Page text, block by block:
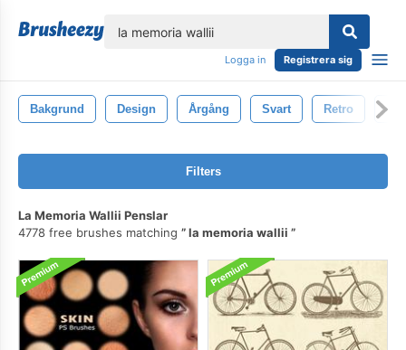
Logga in Registrera sig
Bakgrund Design Årgång Svart Retro
Filters
La Memoria Wallii Penslar
4778 free brushes matching
la memoria wallii